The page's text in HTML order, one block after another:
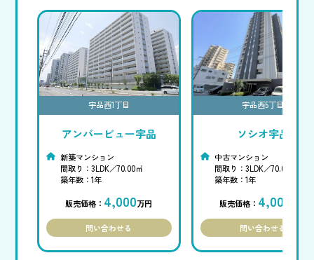
宇品西1丁目
アンバービュー宇品
新築マンション
間取り：3LDK／70.00㎡
築年数：1年
販売価格： 4,000万円
問い合わせる
宇品西5丁目
ソシオ宇品
中古マンション
間取り：3LDK／70.00㎡
築年数：1年
販売価格： 4,000
問い合わせる